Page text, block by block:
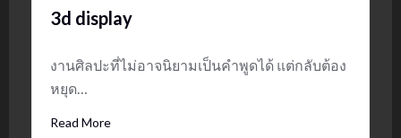
3d display
งานศิลปะที่ไม่อาจนิยามเป็นคำพูดได้ แต่กลับต้อง
หยุด…
Read More